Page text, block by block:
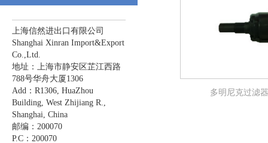
上海信然进出口有限公司
Shanghai Xinran Import&Export
Co.,Ltd.
地址：上海市静安区芷江西路
788号华舟大厦1306
Add：R1306, HuaZhou
Building, West Zhijiang R.,
Shanghai, China
邮编：200070
P.C：200070
多明尼克过滤